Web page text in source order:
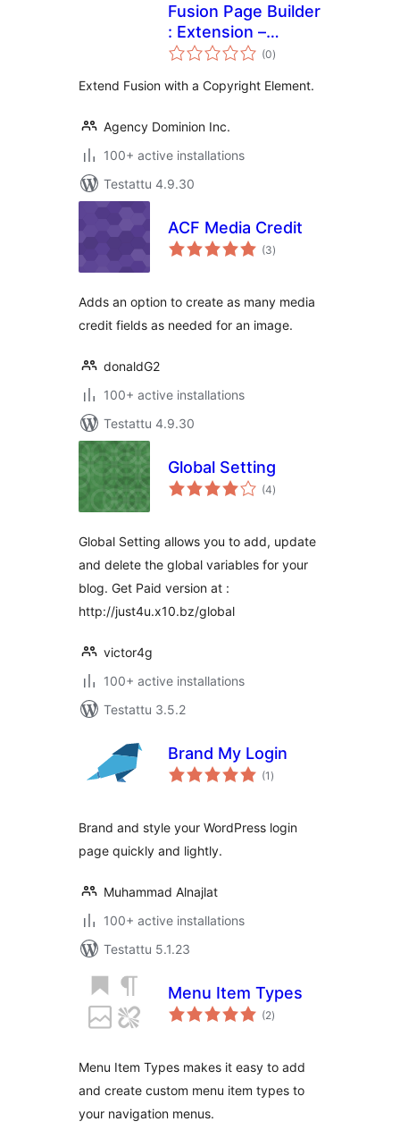
Fusion Page Builder
: Extension –
Copyright
(0arvosanat
yhteensä
)
Extend Fusion with a Copyright Element.
Agency Dominion Inc.
100+ active installations
Testattu 4.9.30
ACF Media Credit
(3arvosanat
yhteensä
)
Adds an option to create as many media
credit fields as needed for an image.
donaldG2
100+ active installations
Testattu 4.9.30
Global Setting
(4arvosanat
yhteensä
)
Global Setting allows you to add, update
and delete the global variables for your
blog. Get Paid version at :
http://just4u.x10.bz/global
victor4g
100+ active installations
Testattu 3.5.2
Brand My Login
(1 arvosanat
yhteensä
)
Brand and style your WordPress login
page quickly and lightly.
Muhammad Alnajlat
100+ active installations
Testattu 5.1.23
Menu Item Types
(2arvosanat
yhteensä
)
Menu Item Types makes it easy to add
and create custom menu item types to
your navigation menus.